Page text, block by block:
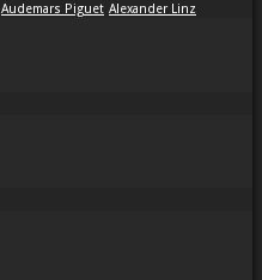
Audemars Piguet Alexander Linz